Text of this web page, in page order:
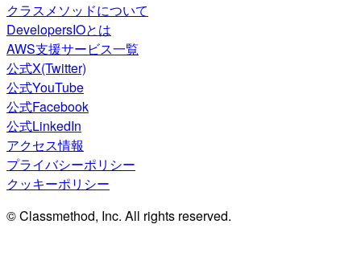
クラスメソッドについて
DevelopersIOとは
AWS支援サービス一覧
公式X(Twitter)
公式YouTube
公式Facebook
公式LinkedIn
アクセス情報
プライバシーポリシー
クッキーポリシー
© Classmethod, Inc. All rights reserved.